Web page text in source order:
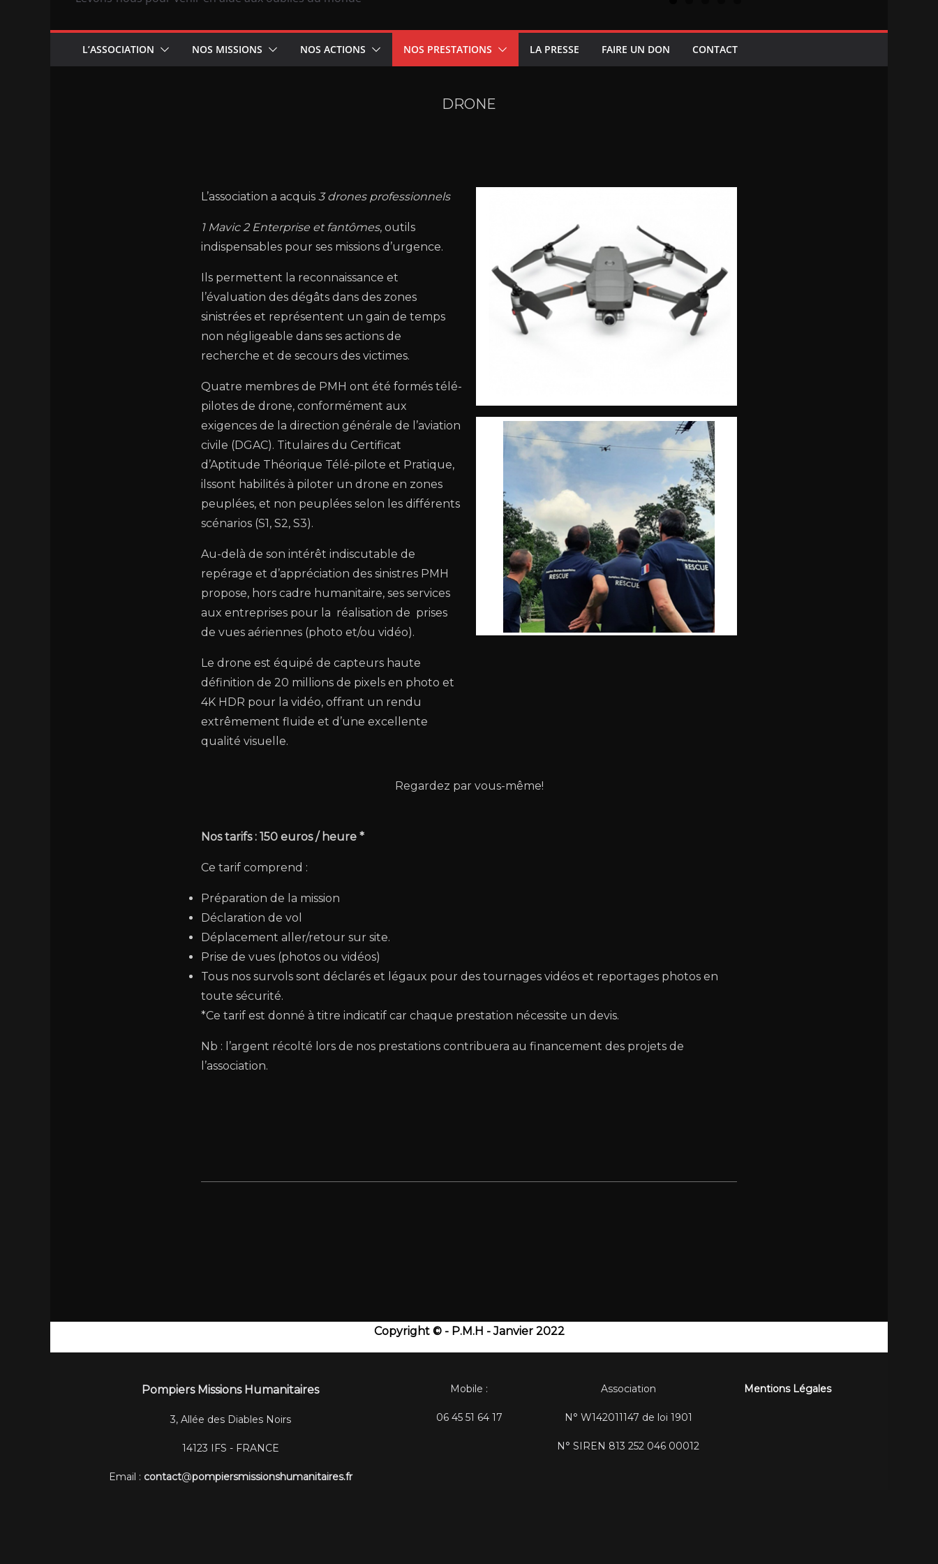
L’ASSOCIATION NOS MISSIONS NOS ACTIONS NOS PRESTATIONS LA PRESSE FAIRE UN DON CONTACT
DRONE
L’association a acquis 3 drones professionnels
1 Mavic 2 Enterprise et fantômes, outils
indispensables pour ses missions d’urgence.
Ils permettent la reconnaissance et
l’évaluation des dégâts dans des zones
sinistrées et représentent un gain de temps
non négligeable dans ses actions de
recherche et de secours des victimes.
Quatre membres de PMH ont été formés télé-
pilotes de drone, conformément aux
exigences de la direction générale de l’aviation
civile (DGAC). Titulaires du Certificat
d’Aptitude Théorique Télé-pilote et Pratique,
ilssont habilités à piloter un drone en zones
peuplées, et non peuplées selon les différents
scénarios (S1, S2, S3).
Au-delà de son intérêt indiscutable de
repérage et d’appréciation des sinistres PMH
propose, hors cadre humanitaire, ses services
aux entreprises pour la réalisation de prises
de vues aériennes (photo et/ou vidéo).
Le drone est équipé de capteurs haute
définition de 20 millions de pixels en photo et
4K HDR pour la vidéo, offrant un rendu
extrêmement fluide et d’une excellente
qualité visuelle.
Regardez par vous-même!
Nos tarifs : 150 euros / heure *
Ce tarif comprend :
Préparation de la mission
Déclaration de vol
Déplacement aller/retour sur site.
Prise de vues (photos ou vidéos)
Tous nos survols sont déclarés et légaux pour des tournages vidéos et reportages photos en
toute sécurité.
*Ce tarif est donné à titre indicatif car chaque prestation nécessite un devis.
Nb : l’argent récolté lors de nos prestations contribuera au financement des projets de
l’association.
Copyright © - P.M.H - Janvier 2022
Pompiers Missions Humanitaires
3, Allée des Diables Noirs
14123 IFS - FRANCE
Email : contact@pompiersmissionshumanitaires.fr
Mobile :
06 45 51 64 17
Association
N° W142011147 de loi 1901
N° SIREN 813 252 046 00012
Mentions Légales